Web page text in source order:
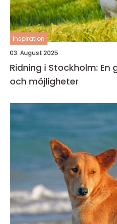
inspiration
03. August 2025
Ridning i Stockholm: En
och möjligheter